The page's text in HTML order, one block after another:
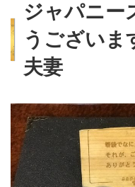
ジャパニー
うございま
夫妻